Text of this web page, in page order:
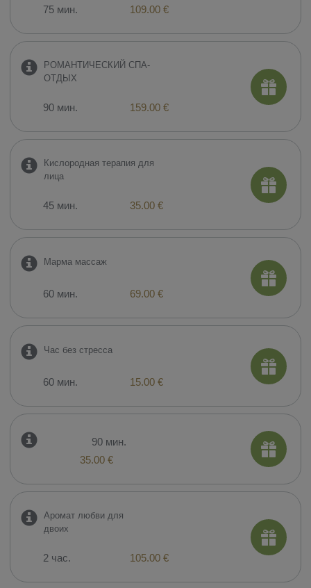
75 мин. 109.00 €
РОМАНТИЧЕСКИЙ СПА-
ОТДЫХ
90 мин. 159.00 €
​Кислородная терапия для
лица
45 мин. 35.00 €
Марма массаж
60 мин. 69.00 €
Час без стресса
60 мин. 15.00 €
90 мин.
35.00 €
Аромат любви для
двоих
2 час. 105.00 €